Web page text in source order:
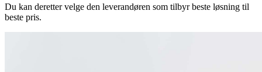
Du kan deretter velge den leverandøren som tilbyr beste løsning til
beste pris.